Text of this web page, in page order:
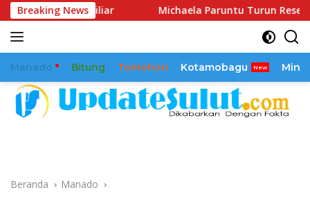
Langsung
ke
konten
Breaking News
30 Miliar Michaela Paruntu Turun Reses, Sejumlah
Manado Bitung Tomohon Kotamobagu
Beranda Manado